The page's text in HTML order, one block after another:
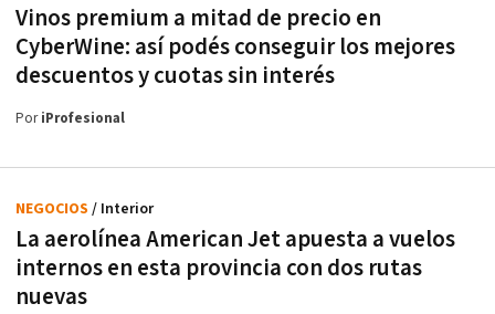
Vinos premium a mitad de precio en
CyberWine: así podés conseguir los mejores
descuentos y cuotas sin interés
PoriProfesional
La aerolínea American Jet apuesta a vuelos
internos en esta provincia con dos rutas
nuevas
NEGOCIOS / Interior